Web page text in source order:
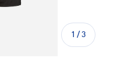
1 / di
3